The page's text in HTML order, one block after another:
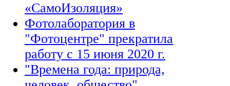
«СамоИзоляция»
Фотолаборатория в
"Фотоцентре" прекратила
работу с 15 июня 2020 г.
"Времена года: природа,